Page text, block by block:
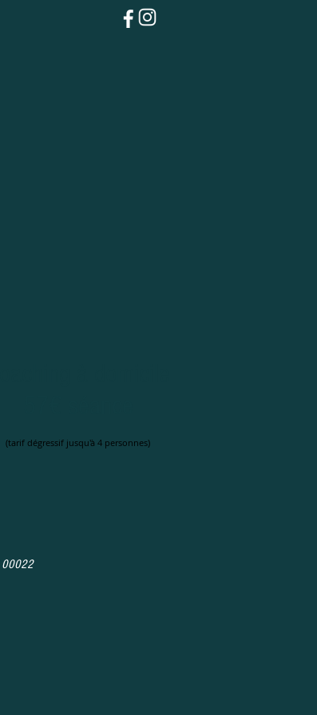
(tarif dégressif jusqu'à 4 personnes)
00022